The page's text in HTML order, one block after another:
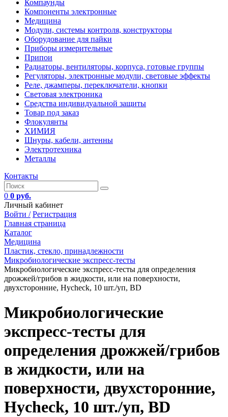
Компаунды
Компоненты электронные
Медицина
Модули, системы контроля, конструкторы
Оборудование для пайки
Приборы измерительные
Припои
Радиаторы, вентиляторы, корпуса, готовые группы
Регуляторы, электронные модули, световые эффекты
Реле, джамперы, переключатели, кнопки
Световая электроника
Средства индивидуальной защиты
Товар под заказ
Флокулянты
ХИМИЯ
Шнуры, кабели, антенны
Электротехника
Металлы
Контакты
0 0 руб.
Личный кабинет
Войти / Регистрация
Главная страница
Каталог
Медицина
Пластик, стекло, принадлежности
Микробиологические экспресс-тесты
Микробиологические экспресс-тесты для определения
дрожжей/грибов в жидкости, или на поверхности,
двухсторонние, Hycheck, 10 шт./уп, BD
Микробиологические
экспресс-тесты для
определения дрожжей/грибов
в жидкости, или на
поверхности, двухсторонние,
Hycheck, 10 шт./уп, BD